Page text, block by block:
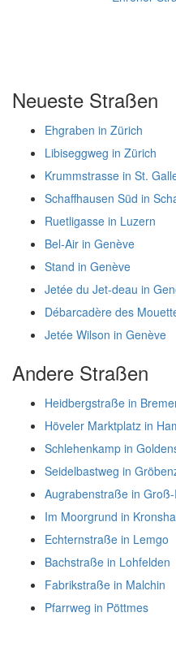
Neueste Straßen
Ehgraben in Zürich
Libiseggweg in Zürich
Krummstrasse in St.
Schaffhausen Süd in
Ruetligasse in Luzern
Bel-Air in Genève
Stand in Genève
Jetée du Jet-deau in
Débarcadère des
Jetée Wilson in Genève
Andere Straßen
Heidbergstraße in
Höveler Marktplatz in
Schlehenkamp in
Seidelbastweg in
Augrabenstraße in
Im Moorgrund in
Echternstraße in Lemgo
Bachstraße in Lohfelden
Fabrikstraße in Malchin
Pfarrweg in Pöttmes